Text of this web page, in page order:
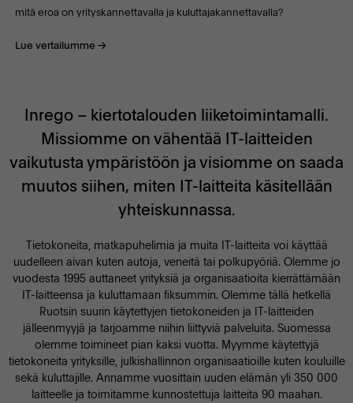
mitä eroa on yrityskannettavalla ja kuluttajakannettavalla?
Lue vertailumme
Inrego – kiertotalouden liiketoimintamalli.
Missiomme on vähentää IT-laitteiden
vaikutusta ympäristöön ja visiomme on saada
muutos siihen, miten IT-laitteita käsitellään
yhteiskunnassa.
Tietokoneita, matkapuhelimia ja muita IT-laitteita voi käyttää
uudelleen aivan kuten autoja, veneitä tai polkupyöriä. Olemme jo
vuodesta 1995 auttaneet yrityksiä ja organisaatioita kierrättämään
IT-laitteensa ja kuluttamaan fiksummin. Olemme tällä hetkellä
Ruotsin suurin käytettyjen tietokoneiden ja IT-laitteiden
jälleenmyyjä ja tarjoamme niihin liittyviä palveluita. Suomessa
olemme toimineet pian kaksi vuotta. Myymme käytettyjä
tietokoneita yrityksille, julkishallinnon organisaatioille kuten kouluille
sekä kuluttajille. Annamme vuosittain uuden elämän yli 350 000
laitteelle ja toimitamme kunnostettuja laitteita 90 maahan.